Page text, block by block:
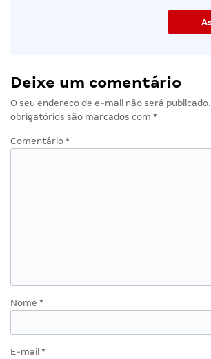
Deixe um comentário
O seu endereço de e-mail não será publicado.
obrigatórios são marcados com *
Comentário *
Nome *
E-mail *